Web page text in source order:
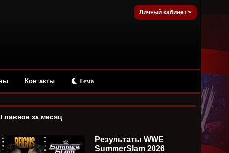
Личный кабинет
Контакты Тема
Главное за месяц
Результаты WWE
SummerSlam 2026